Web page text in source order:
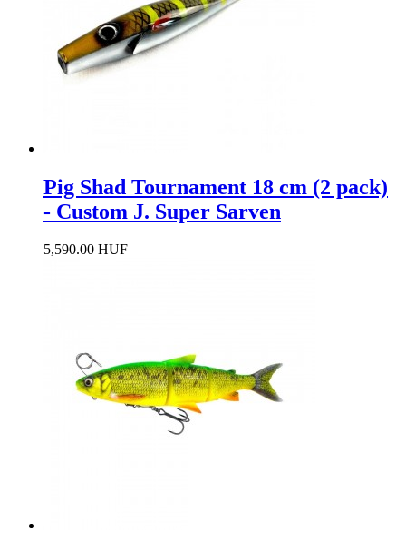
Pig Shad Tournament 18 cm (2 pack)
- Custom J. Super Sarven
5,590.00 HUF